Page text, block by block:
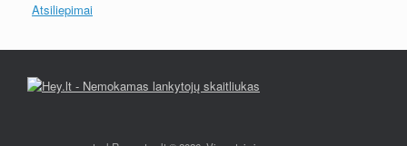
Atsiliepimai